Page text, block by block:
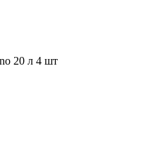
20 л 4 шт